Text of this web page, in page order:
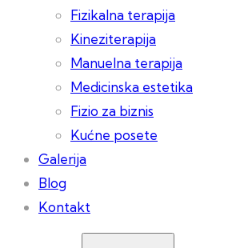
Fizikalna terapija
Kineziterapija
Manuelna terapija
Medicinska estetika
Fizio za biznis
Kućne posete
Galerija
Blog
Kontakt